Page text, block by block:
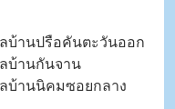
บ้านปรือคันตะวันออก
บ้านกันจาน
บ้านนิคมซอยกลาง